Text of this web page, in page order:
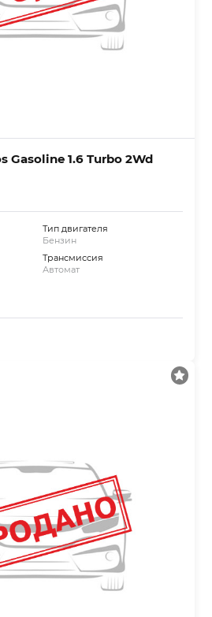
Gasoline 1.6 Turbo 2Wd
Тип двигателя
Бензин
Трансмиссия
Автомат